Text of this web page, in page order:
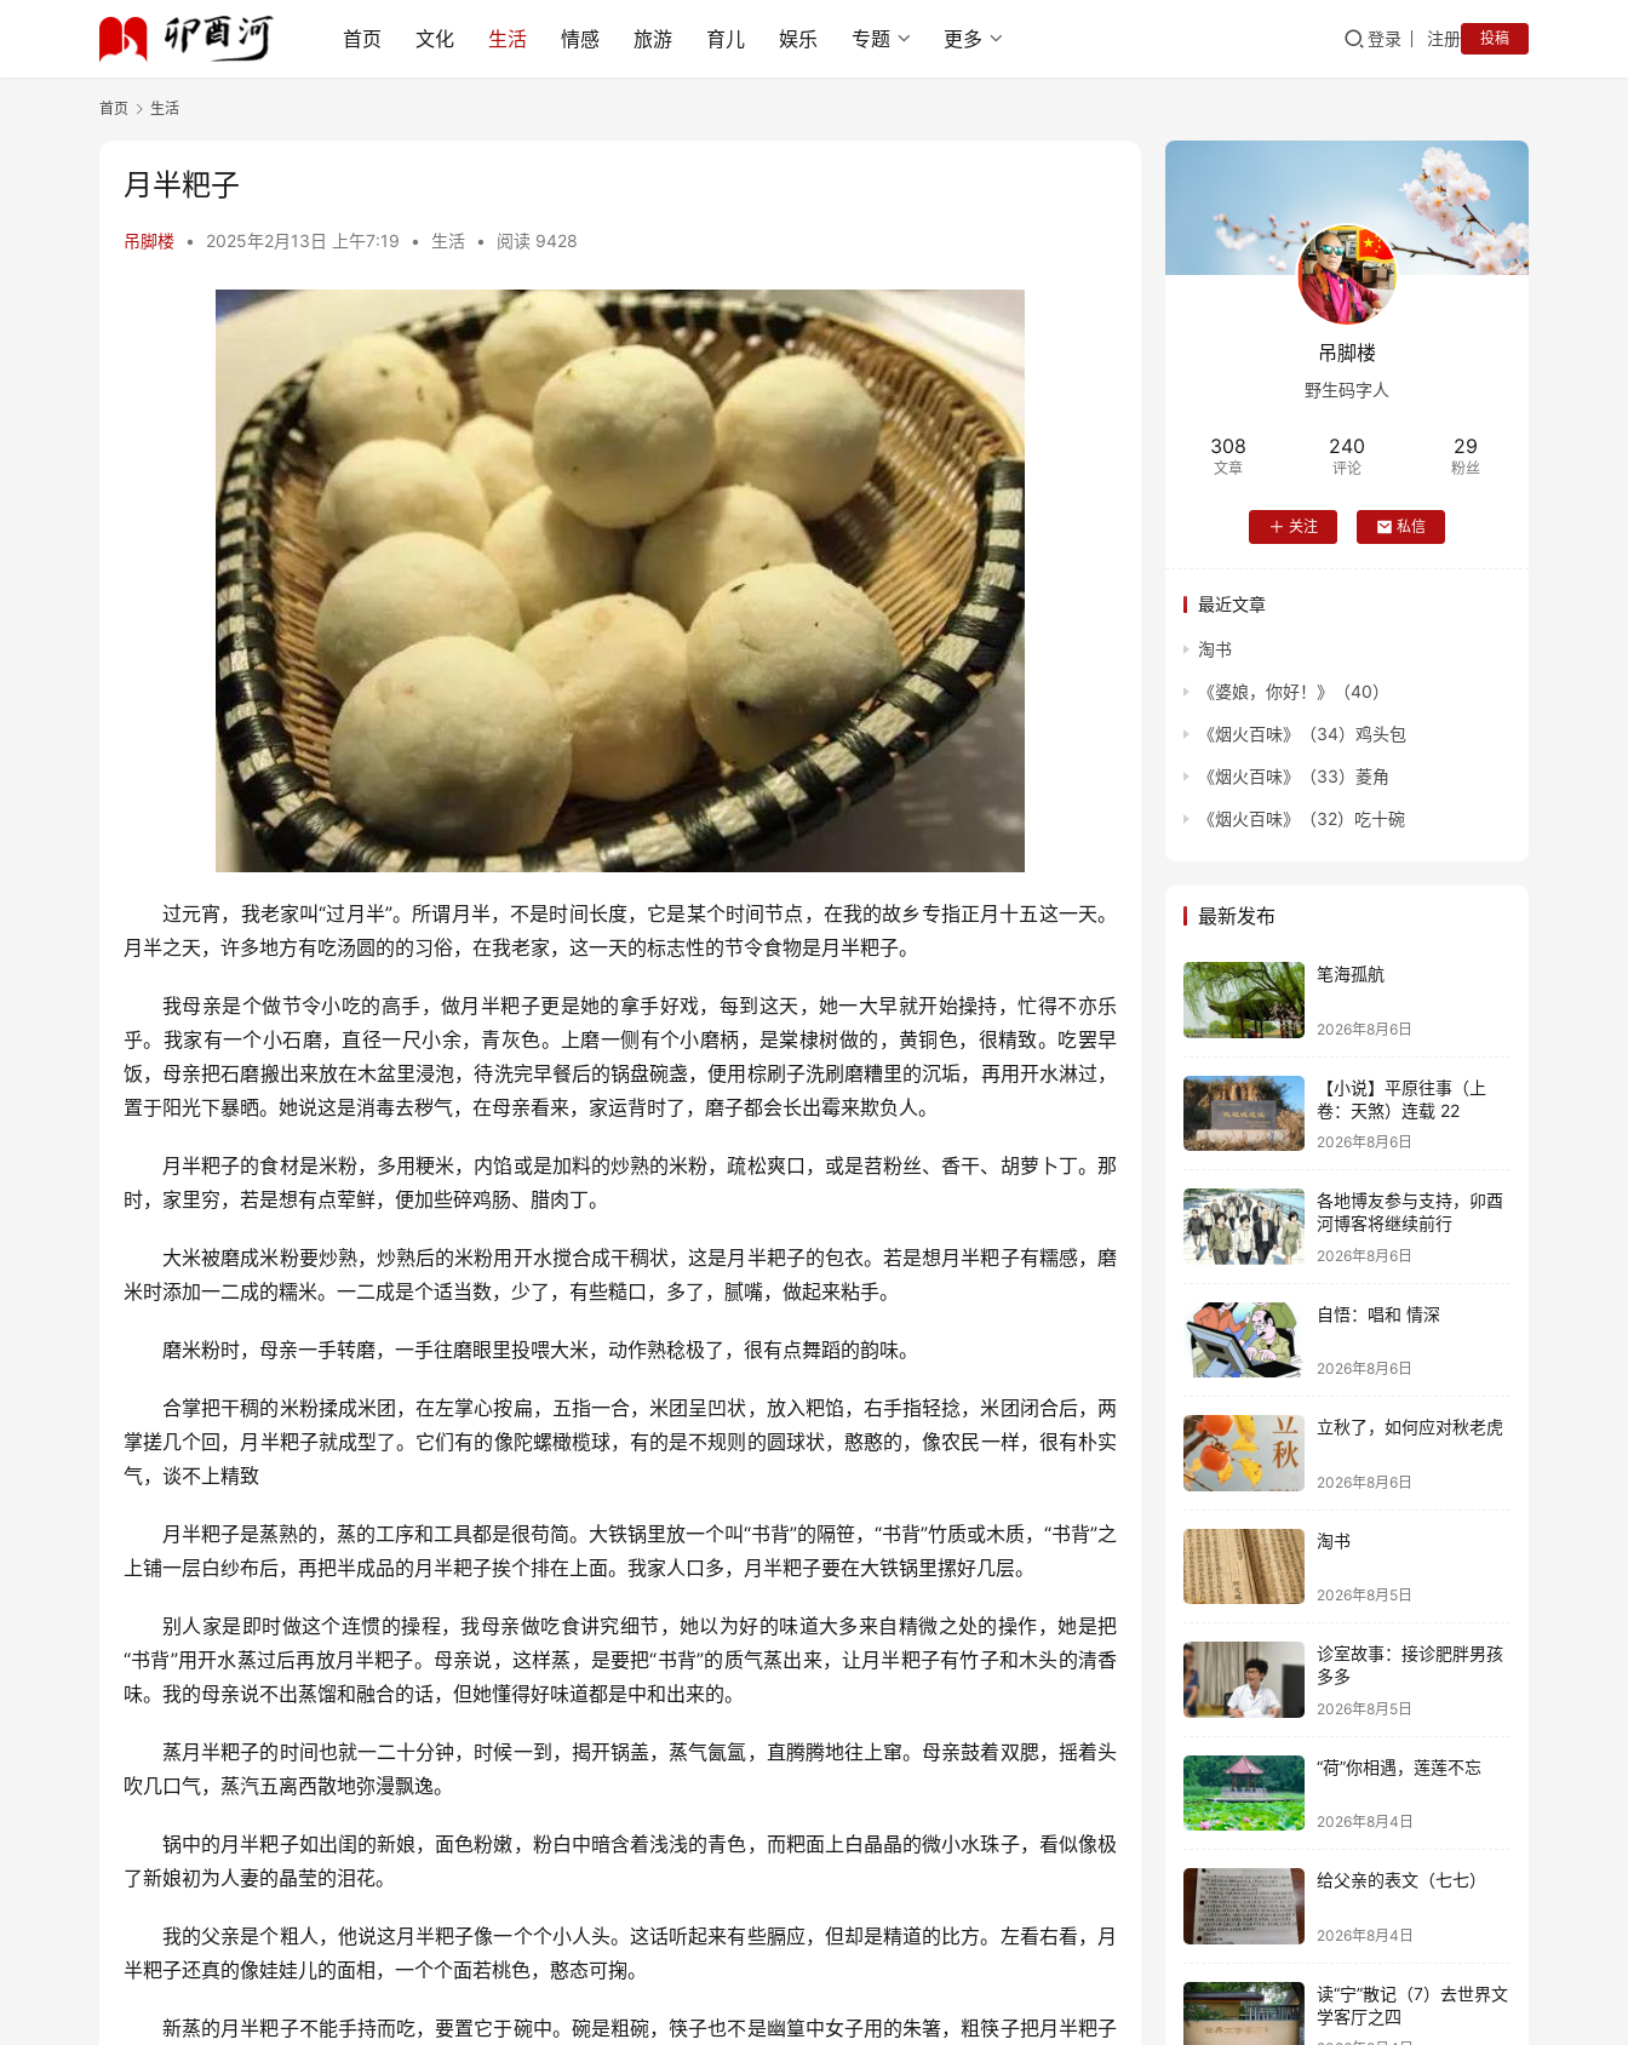
首页 文化 生活 情感 旅游 育儿 娱乐 专题 更多 登录 注册 投稿
首页 生活
月半粑子
吊脚楼 • 2025年2月13日 上午7:19 • 生活 • 阅读 9428
过元宵，我老家叫“过月半”。所谓月半，不是时间长度，它是某个时间节点，在我的故乡专指正月十五这一天。
月半之天，许多地方有吃汤圆的的习俗，在我老家，这一天的标志性的节令食物是月半粑子。
我母亲是个做节令小吃的高手，做月半粑子更是她的拿手好戏，每到这天，她一大早就开始操持，忙得不亦乐
乎。我家有一个小石磨，直径一尺小余，青灰色。上磨一侧有个小磨柄，是棠棣树做的，黄铜色，很精致。吃罢早
饭，母亲把石磨搬出来放在木盆里浸泡，待洗完早餐后的锅盘碗盏，便用棕刷子洗刷磨糟里的沉垢，再用开水淋过，
置于阳光下暴晒。她说这是消毒去秽气，在母亲看来，家运背时了，磨子都会长出霉来欺负人。
月半粑子的食材是米粉，多用粳米，内馅或是加料的炒熟的米粉，疏松爽口，或是苕粉丝、香干、胡萝卜丁。那
时，家里穷，若是想有点荤鲜，便加些碎鸡肠、腊肉丁。
大米被磨成米粉要炒熟，炒熟后的米粉用开水搅合成干稠状，这是月半耙子的包衣。若是想月半粑子有糯感，磨
米时添加一二成的糯米。一二成是个适当数，少了，有些糙口，多了，腻嘴，做起来粘手。
磨米粉时，母亲一手转磨，一手往磨眼里投喂大米，动作熟稔极了，很有点舞蹈的韵味。
合掌把干稠的米粉揉成米团，在左掌心按扁，五指一合，米团呈凹状，放入粑馅，右手指轻捻，米团闭合后，两
掌搓几个回，月半粑子就成型了。它们有的像陀螺橄榄球，有的是不规则的圆球状，憨憨的，像农民一样，很有朴实
气，谈不上精致
月半粑子是蒸熟的，蒸的工序和工具都是很苟简。大铁锅里放一个叫“书背”的隔笹，“书背”竹质或木质，“书背”之
上铺一层白纱布后，再把半成品的月半耙子挨个排在上面。我家人口多，月半粑子要在大铁锅里摞好几层。
别人家是即时做这个连惯的操程，我母亲做吃食讲究细节，她以为好的味道大多来自精微之处的操作，她是把
“书背”用开水蒸过后再放月半粑子。母亲说，这样蒸，是要把“书背”的质气蒸出来，让月半粑子有竹子和木头的清香
味。我的母亲说不出蒸馏和融合的话，但她懂得好味道都是中和出来的。
蒸月半粑子的时间也就一二十分钟，时候一到，揭开锅盖，蒸气氤氲，直腾腾地往上窜。母亲鼓着双腮，摇着头
吹几口气，蒸汽五离西散地弥漫飘逸。
锅中的月半粑子如出闺的新娘，面色粉嫩，粉白中暗含着浅浅的青色，而粑面上白晶晶的微小水珠子，看似像极
了新娘初为人妻的晶莹的泪花。
我的父亲是个粗人，他说这月半粑子像一个个小人头。这话听起来有些膈应，但却是精道的比方。左看右看，月
半粑子还真的像娃娃儿的面相，一个个面若桃色，憨态可掬。
新蒸的月半粑子不能手持而吃，要置它于碗中。碗是粗碗，筷子也不是幽篁中女子用的朱箸，粗筷子把月半粑子
吊脚楼
野生码字人
308
文章
240
评论
29
粉丝
关注 私信
最近文章
淘书
《婆娘，你好！》（40）
《烟火百味》（34）鸡头包
《烟火百味》（33）菱角
《烟火百味》（32）吃十碗
最新发布
笔海孤航
2026年8月6日
【小说】平原往事（上
卷：天煞）连载 22
2026年8月6日
各地博友参与支持，卯酉
河博客将继续前行
2026年8月6日
自悟：唱和 情深
2026年8月6日
立秋了，如何应对秋老虎
2026年8月6日
淘书
2026年8月5日
诊室故事：接诊肥胖男孩
多多
2026年8月5日
“荷”你相遇，莲莲不忘
2026年8月4日
给父亲的表文（七七）
2026年8月4日
读“宁”散记（7）去世界文
学客厅之四